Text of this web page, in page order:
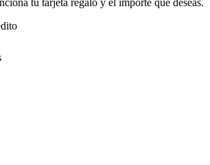
tu tarjeta regalo y el importe que deseas.